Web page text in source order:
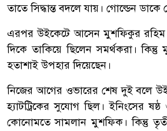
তাতে সিদ্ধান্ত বদলে যায়। গোল্ডেন
এরপর উইকেটে আসেন মুশফিকুর রহিম।
দিকে তাকিয়ে ছিলেন সমর্থকরা।
হতাশাই উপহার দিয়েছেন।
নিজের আগের ওভারের শেষ দুই বলে
হ্যাটট্রিকের সুযোগ ছিল। ইনিংসের
কোনোমতে সামলান মুশফিক। কিন্তু